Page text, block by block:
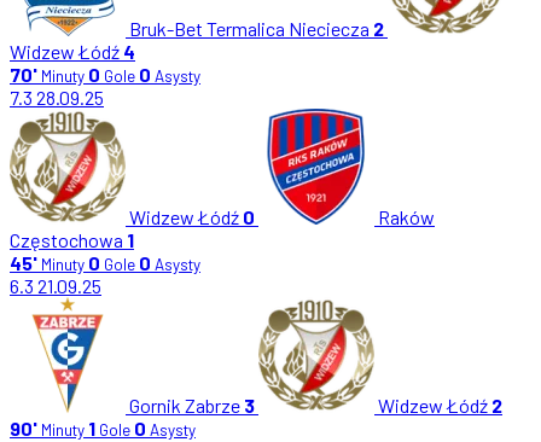
Bruk-Bet Termalica Nieciecza 2
Widzew Łódź 4
70' Minuty 0 Gole 0 Asysty
7.3 28.09.25
Widzew Łódź 0
Raków
Częstochowa 1
45' Minuty 0 Gole 0 Asysty
6.3 21.09.25
Gornik Zabrze 3 Widzew Łódź 2
90' Minuty 1 Gole 0 Asysty